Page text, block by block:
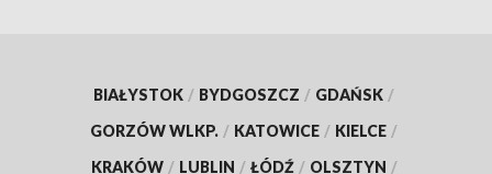
BIAŁYSTOK / BYDGOSZCZ / GDAŃSK /
GORZÓW WLKP. / KATOWICE / KIELCE /
KRAKÓW / LUBLIN / ŁÓDŹ / OLSZTYN /